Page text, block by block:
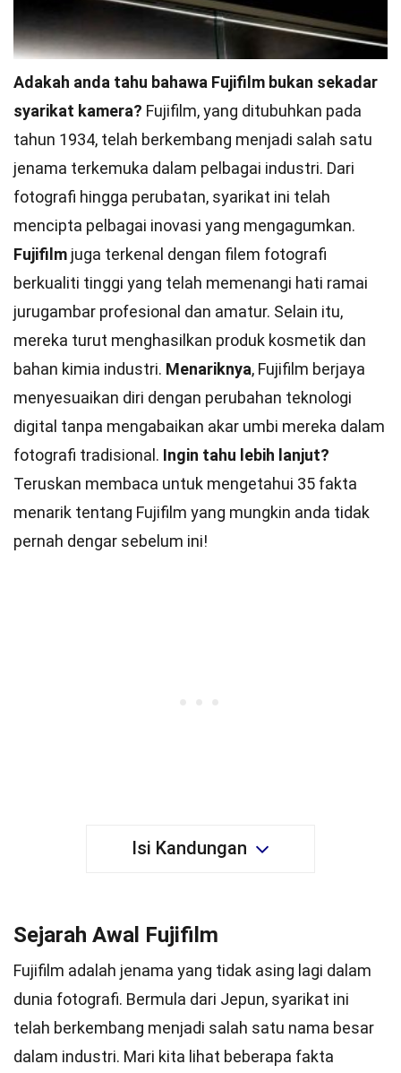
Adakah anda tahu bahawa Fujifilm bukan sekadar
syarikat kamera? Fujifilm, yang ditubuhkan pada
tahun 1934, telah berkembang menjadi salah satu
jenama terkemuka dalam pelbagai industri. Dari
fotografi hingga perubatan, syarikat ini telah
mencipta pelbagai inovasi yang mengagumkan.
Fujifilm juga terkenal dengan filem fotografi
berkualiti tinggi yang telah memenangi hati ramai
jurugambar profesional dan amatur. Selain itu,
mereka turut menghasilkan produk kosmetik dan
bahan kimia industri. Menariknya, Fujifilm berjaya
menyesuaikan diri dengan perubahan teknologi
digital tanpa mengabaikan akar umbi mereka dalam
fotografi tradisional. Ingin tahu lebih lanjut?
Teruskan membaca untuk mengetahui 35 fakta
menarik tentang Fujifilm yang mungkin anda tidak
pernah dengar sebelum ini!
Isi Kandungan
Sejarah Awal Fujifilm
Fujifilm adalah jenama yang tidak asing lagi dalam
dunia fotografi. Bermula dari Jepun, syarikat ini
telah berkembang menjadi salah satu nama besar
dalam industri. Mari kita lihat beberapa fakta